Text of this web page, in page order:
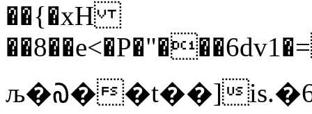
��{�xH
љ�᠗��t��]